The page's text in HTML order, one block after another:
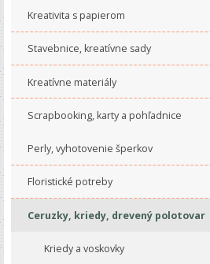
Kreativita s papierom
Stavebnice, kreatívne sady
Kreatívne materiály
Scrapbooking, karty a pohľadnice
Perly, vyhotovenie šperkov
Floristické potreby
Ceruzky, kriedy, drevený polotovar
Kriedy a voskovky